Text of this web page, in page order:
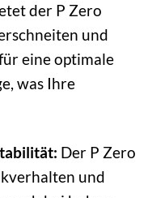
der P Zero
und
eine optimale
was Ihre
Der P Zero
und